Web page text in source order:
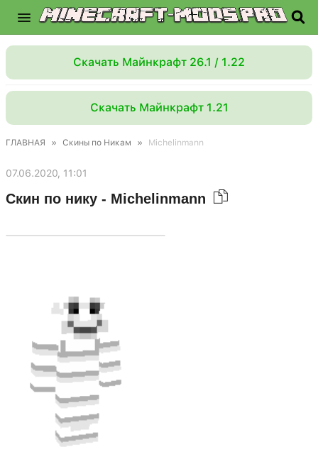
Скачать Майнкрафт 26.1 / 1.22
Скачать Майнкрафт 1.21
ГЛАВНАЯ » Скины по Никам » Michelinmann
07.06.2020, 11:01
Скин по нику - Michelinmann